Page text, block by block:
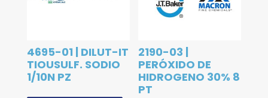
4695-01 | DILUT-IT
TIOUSULF. SODIO
1/10N PZ
2190-03 |
PERÓXIDO DE
HIDROGENO 30% 8
PT